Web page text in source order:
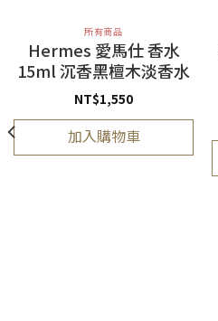
所有商品
Hermes 愛馬仕 香水
15ml 沉香黑檀木淡香水
NT$1,550
加入購物車